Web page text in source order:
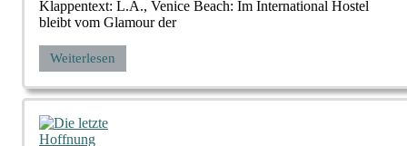
Klappentext: L.A., Venice Beach: Im International Hostel
bleibt vom Glamour der
Weiterlesen